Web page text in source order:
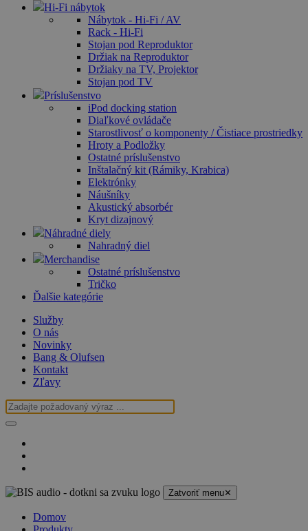
Hi-Fi nábytok
Nábytok - Hi-Fi / AV
Rack - Hi-Fi
Stojan pod Reproduktor
Držiak na Reproduktor
Držiaky na TV, Projektor
Stojan pod TV
Príslušenstvo
iPod docking station
Diaľkové ovládače
Starostlivosť o komponenty / Čistiace prostriedky
Hroty a Podložky
Ostatné príslušenstvo
Inštalačný kit (Rámiky, Krabica)
Elektrónky
Náušníky
Akustický absorbér
Kryt dizajnový
Náhradné diely
Nahradný diel
Merchandise
Ostatné príslušenstvo
Tričko
Ďalšie kategórie
Služby
O nás
Novinky
Bang & Olufsen
Kontakt
Zľavy
Zatvoriť menu✕
Domov